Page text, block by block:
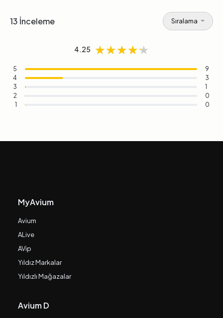
13 İnceleme Sıralama
4.25 ★★★★★
★★★★★
★★★★★
5
9
4
3
3
1
2
0
1
0
MyAvium
Avium
ALive
AVip
Yıldız Markalar
Yıldızlı Mağazalar
Avium D